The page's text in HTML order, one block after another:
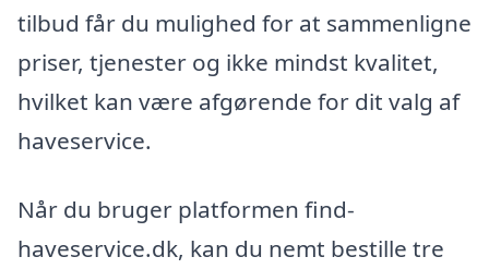
tilbud får du mulighed for at sammenligne
priser, tjenester og ikke mindst kvalitet,
hvilket kan være afgørende for dit valg af
haveservice.
Når du bruger platformen find-
haveservice.dk, kan du nemt bestille tre